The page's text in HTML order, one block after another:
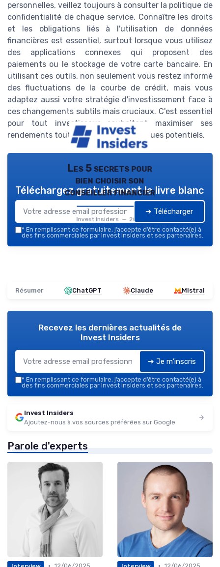
personnelles, veillez toujours à consulter la politique de
confidentialité de chaque service. Connaître les droits
et les obligations liés à l'utilisation de données
financières est essentiel, surtout lorsque vous utilisez
des applications connexes qui proposent des
paiements ou le stockage de votre carte bancaire. En
utilisant ces outils, non seulement vous restez informé
des fluctuations de la courbe de crédit, mais vous
adaptez aussi votre stratégie d'investissement face à
ces changements subtils mais cruciaux. C'est essentiel
pour tout investisseur souhaitant maximiser ses
rendements tout en maîtrisant les risques potentiels.
Les 5 secrets pour
bien choisir son
conseiller financier
Invest Insiders — 2026
Téléchargez gratuitement le livre blanc
➔ Télécharger
* En remplissant ce formulaire, j’accepte d’être contacté(e) à
des fins commerciales par Invest Insiders et ses partenaires.
Résumer ChatGPT Claude Mistral
Recevez les dernières actualités de
Invest Insiders
➔ Je m'inscris
* En remplissant ce formulaire, j’accepte d’être contacté(e) à
des fins commerciales par Invest Insiders et ses partenaires.
Invest Insiders
Ajoutez-nous à vos sources préférées sur Google
Parole d'experts